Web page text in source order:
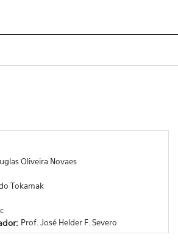
Oliveira Novaes
Tokamak
Prof. José Helder F. Severo